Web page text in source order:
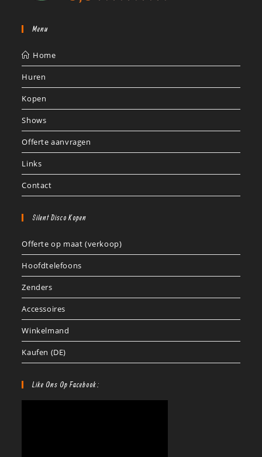
Menu
Home
Huren
Kopen
Shows
Offerte aanvragen
Links
Contact
Silent Disco Kopen
Offerte op maat (verkoop)
Hoofdtelefoons
Zenders
Accessoires
Winkelmand
Kaufen (DE)
Like Ons Op Facebook: